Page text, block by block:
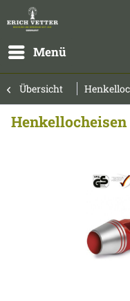
Menü
Übersicht
Henkellocheisen